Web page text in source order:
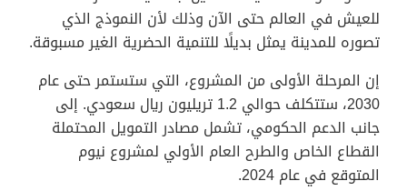
للعيش في العالم حتى الآن وذلك لأن النموذج الذي
تصوره للمدينة يمثل بديلًا للتنمية الحضرية الغير مسبوقة.
إن المرحلة الأولى من المشروع، التي ستستمر حتى عام
2030، ستتكلف حوالي 1.2 تريليون ريال سعودي. إلى
جانب الدعم الحكومي، تشمل مصادر التمويل المحتملة
القطاع الخاص والطرح العام الأولي لمشروع نيوم
المتوقع في عام 2024.